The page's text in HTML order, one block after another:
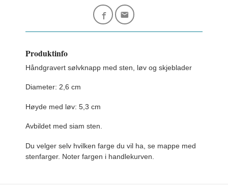
Produktinfo
Håndgravert sølvknapp med sten, løv og skjeblader
Diameter: 2,6 cm
Høyde med løv: 5,3 cm
Avbildet med siam sten.
Du velger selv hvilken farge du vil ha, se mappe med
stenfarger. Noter fargen i handlekurven.